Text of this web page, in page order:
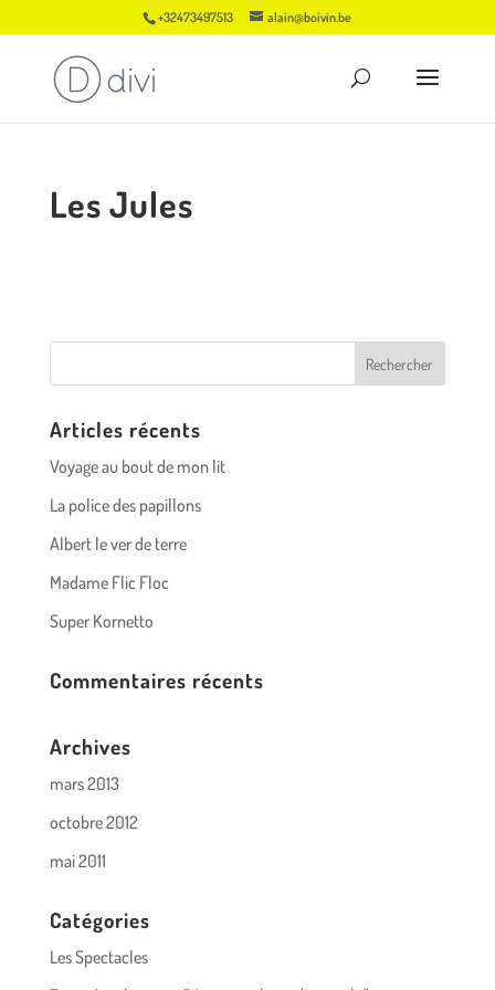
+32473497513 alain@boivin.be
Les Jules
Articles récents
Voyage au bout de mon lit
La police des papillons
Albert le ver de terre
Madame Flic Floc
Super Kornetto
Commentaires récents
Archives
mars 2013
octobre 2012
mai 2011
Catégories
Les Spectacles